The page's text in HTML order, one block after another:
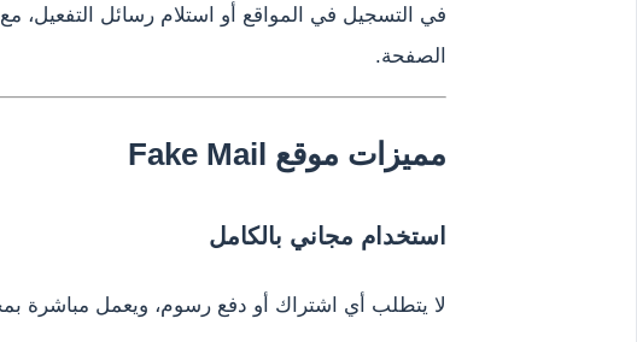
في التسجيل في المواقع أو استلام رسائل
الصفحة.
مميزات موقع Fake Mail
استخدام مجاني بالكامل
لا يتطلب أي اشتراك أو دفع رسوم، ويعمل مباشرة